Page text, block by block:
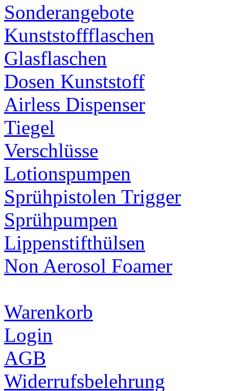
Sonderangebote
Kunststoffflaschen
Glasflaschen
Dosen Kunststoff
Airless Dispenser
Tiegel
Verschlüsse
Lotionspumpen
Sprühpistolen Trigger
Sprühpumpen
Lippenstifthülsen
Non Aerosol Foamer
Warenkorb
Login
AGB
Widerrufsbelehrung